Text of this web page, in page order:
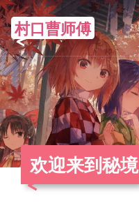
村口曹师傅
欢迎来到秘境